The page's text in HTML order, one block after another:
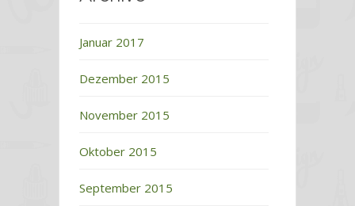
Januar 2017
Dezember 2015
November 2015
Oktober 2015
September 2015